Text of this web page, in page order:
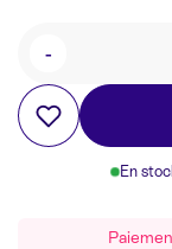
-
En